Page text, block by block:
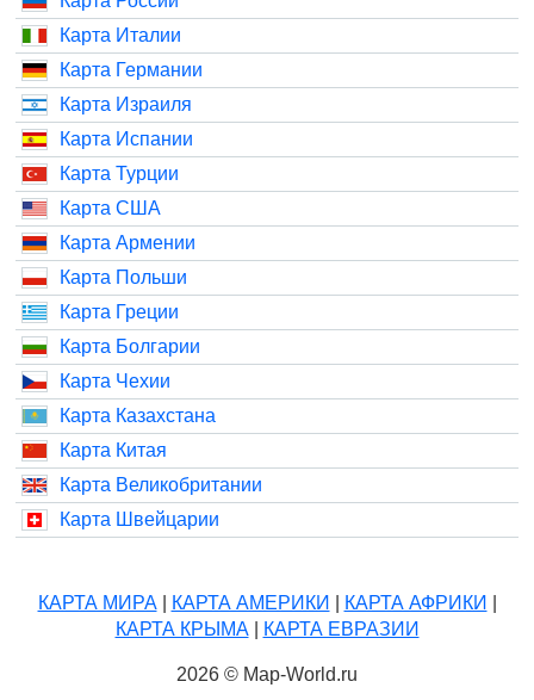
Карта Италии
Карта Германии
Карта Израиля
Карта Испании
Карта Турции
Карта США
Карта Армении
Карта Польши
Карта Греции
Карта Болгарии
Карта Чехии
Карта Казахстана
Карта Китая
Карта Великобритании
Карта Швейцарии
КАРТА МИРА| КАРТА АМЕРИКИ КАРТА АФРИКИ
КАРТА КРЫМА| КАРТА ЕВРАЗИИ
2026 © Map-World.ru